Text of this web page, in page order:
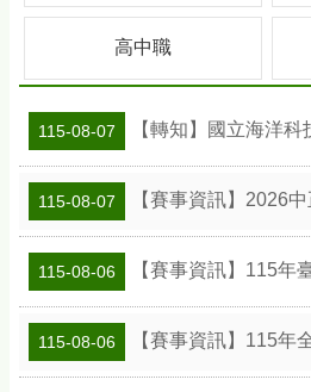
高中職
115-08-07 【轉知】國立海洋科技博物館辦理「漲潮
115-08-07 【賽事資訊】2026中正盃決
115-08-06 【賽事資訊】115年臺北
115-08-06 【賽事資訊】115年